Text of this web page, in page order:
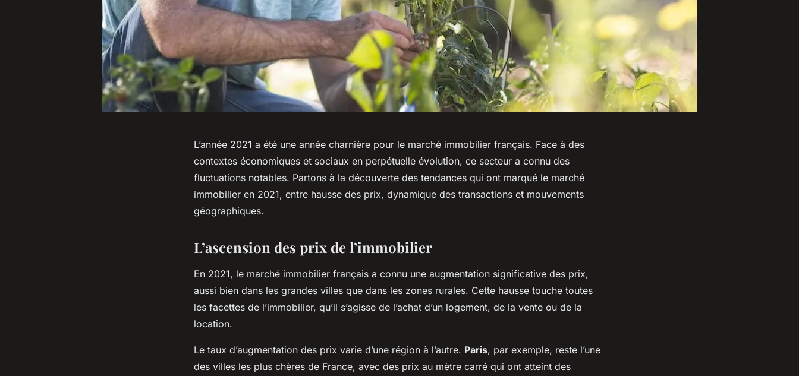
L’année 2021 a été une année charnière pour le marché immobilier français. Face à des
contextes économiques et sociaux en perpétuelle évolution, ce secteur a connu des
fluctuations notables. Partons à la découverte des tendances qui ont marqué le marché
immobilier en 2021, entre hausse des prix, dynamique des transactions et mouvements
géographiques.
L’ascension des prix de l’immobilier
En 2021, le marché immobilier français a connu une augmentation significative des prix,
aussi bien dans les grandes villes que dans les zones rurales. Cette hausse touche toutes
les facettes de l’immobilier, qu’il s’agisse de l’achat d’un logement, de la vente ou de la
location.
Le taux d’augmentation des prix varie d’une région à l’autre. Paris, par exemple, reste l’une
des villes les plus chères de France, avec des prix au mètre carré qui ont atteint des